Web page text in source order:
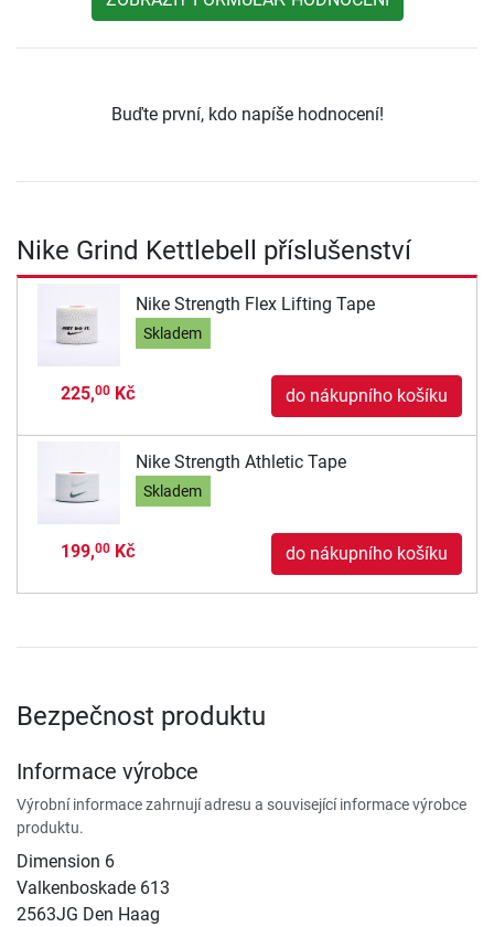
Buďte první, kdo napíše hodnocení!
Nike Grind Kettlebell příslušenství
Nike Strength Flex Lifting Tape
Skladem
225,00Kč do nákupního košíku
Nike Strength Athletic Tape
Skladem
199,00Kč do nákupního košíku
Bezpečnost produktu
Informace výrobce
Výrobní informace zahrnují adresu a související informace výrobce
produktu.
Dimension 6
Valkenboskade 613
2563JG Den Haag